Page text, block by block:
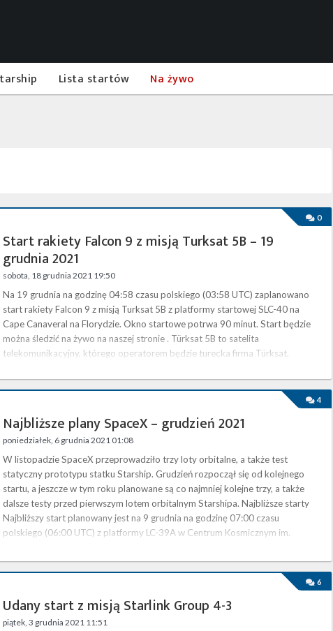
Lista startów Na żywo
0
Start rakiety Falcon 9 z misją Turksat 5B – 19
grudnia 2021
sobota, 18 grudnia 2021 19:50
Na 19 grudnia na godzinę 04:58 czasu polskiego (03:58 UTC) zaplanowano
start rakiety Falcon 9 z misją Turksat 5B z platformy startowej SLC-40 na
Cape Canaveral na Florydzie. Okno startowe potrwa 90 minut. Start będzie
można śledzić na żywo na naszej stronie . Türksat 5B to satelita
telekomunikacyjny, którego operatorem będzie turecka firma Türksat.
docelowo trafi on na orbitę geostacjonarną (GEO) na długości …
4
Najbliższe plany SpaceX – grudzień 2021
poniedziałek, 6 grudnia 2021 01:08
W listopadzie SpaceX przeprowadziło trzy loty orbitalne, a także test
statyczny prototypu statku Starship. Grudzień rozpoczął się od kolejnego
startu, a jeszcze w tym roku planowane są co najmniej kolejne trzy, a także
dalsze testy przed pierwszym lotem orbitalnym Starshipa. Najbliższe starty
Najbliższy start planowany jest na 9 grudnia na godzinę 07:00 czasu
polskiego (06:00 UTC) z platformy LC-39A w Centrum Kosmicznym im.
6
Udany start z misją Starlink Group 4-3
piątek, 3 grudnia 2021 11:51